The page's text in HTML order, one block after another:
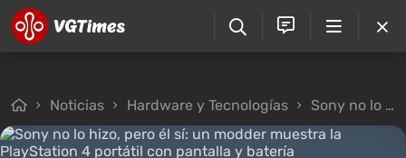
Noticias Hardware y Tecnologías Sony no lo hizo, pero él sí: un modder muestra la PlayStation 4 portátil con pantalla y batería